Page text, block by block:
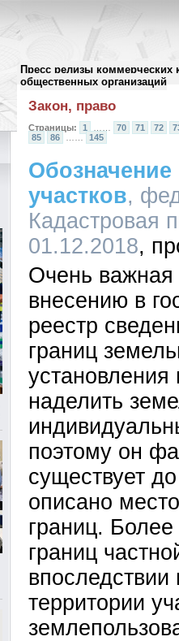
Пресс релизы коммерческих
общественных организаций
Архив пресс-релизов//
Закон, право
Страницы: 1 70 71 72
85
86 …… 145
участков,
Кадастровая
01.12.2018
Очень важная
внесению в
реестр
границ
наделить
поэтому он
существует
описано
границ. Более
границ
впоследствии
территории